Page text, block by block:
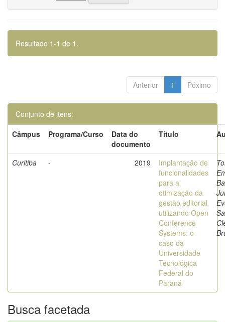
Resultado 1-1 de 1.
Anterior 1 Póximo
Conjunto de itens:
Câmpus
Programa/Curso
Data do
documento
Título
Curitiba - 2019
Implantação de
funcionalidades
para a
otimização da
gestão editorial
utilizando Open
Conference
Systems: o
caso da
Universidade
Tecnológica
Federal do
Paraná
Busca facetada